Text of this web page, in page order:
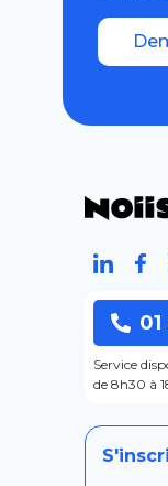
01
Service
de 8h30 à